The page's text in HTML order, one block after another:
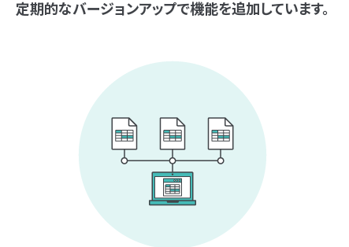
定期的なバージョンアップで機能を追加しています。